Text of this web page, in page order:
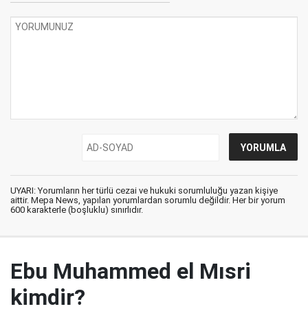
UYARI: Yorumların her türlü cezai ve hukuki sorumluluğu yazan kişiye
aittir. Mepa News, yapılan yorumlardan sorumlu değildir. Her bir yorum
600 karakterle (boşluklu) sınırlıdır.
Ebu Muhammed el Mısri
kimdir?